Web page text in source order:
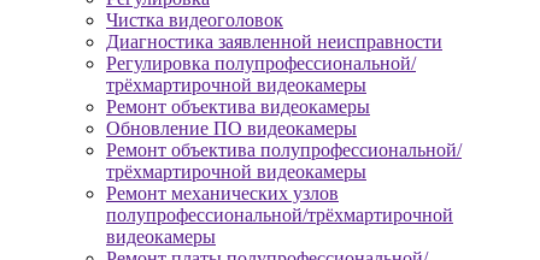
Чистка видеоголовок
Диагностика заявленной неисправности
Регулировка полупрофессиональной/
трёхмартирочной видеокамеры
Ремонт объектива видеокамеры
Обновление ПО видеокамеры
Ремонт объектива полупрофессиональной/
трёхмартирочной видеокамеры
Ремонт механических узлов
полупрофессиональной/трёхмартирочной
видеокамеры